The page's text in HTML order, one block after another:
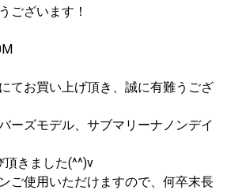
ございます！
てお買い上げ頂き、誠に有難うござ
ーズモデル、サブマリーナノンデイ
きました(^^)v
ご使用いただけますので、何卒末長